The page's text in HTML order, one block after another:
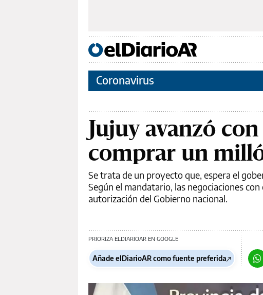
Coronavirus
Jujuy avanzó
comprar un
Se trata de un proyecto que, espera el
Según el mandatario, las negociaciones
autorización del Gobierno nacional.
PRIORIZA ELDIARIOAR EN GOOGLE
Añade elDiarioAR como fuente preferida